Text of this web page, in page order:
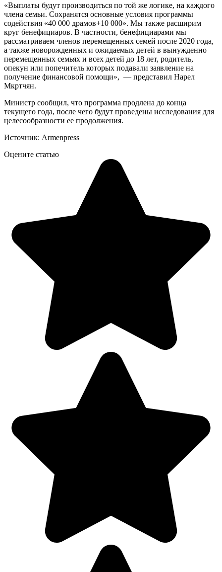
«Выплаты будут производиться по той же логике, на каждого
члена семьи. Сохранятся основные условия программы
содействия «40 000 драмов+10 000». Мы также расширим
круг бенефициаров. В частности, бенефициарами мы
рассматриваем членов перемещенных семей после 2020 года,
а также новорожденных и ожидаемых детей в вынужденно
перемещенных семьях и всех детей до 18 лет, родитель,
опекун или попечитель которых подавали заявление на
получение финансовой помощи», — представил Нарел
Мкртчян.
Министр сообщил, что программа продлена до конца
текущего года, после чего будут проведены исследования для
целесообразности ее продолжения.
Источник: Armenpress
Оцените статью